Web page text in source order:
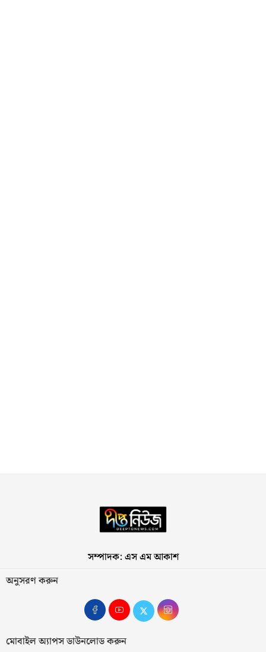
সম্পাদক: এস এম আকাশ
অনুসরণ করুন
মোবাইল অ্যাপস ডাউনলোড করুন